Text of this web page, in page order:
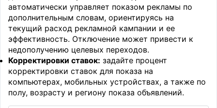
автоматически управляет показом рекламы по
дополнительным словам, ориентируясь на
текущий расход рекламной кампании и ее
эффективность. Отключение может привести к
недополучению целевых переходов.
Корректировки ставок: задайте процент
корректировки ставок для показа на
компьютерах, мобильных устройствах, а также по
полу, возрасту и региону показа объявлений.